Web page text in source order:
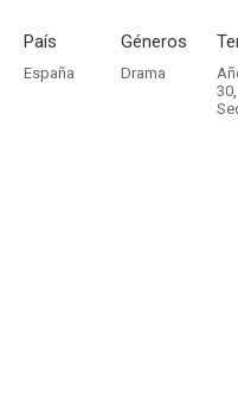
País
España
Géneros
Drama
30,